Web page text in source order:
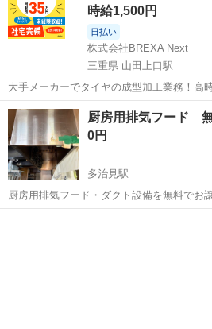
時給1,500円
日払い
株式会社BREXA Next
三重県 山田上口駅
大手メーカーでタイヤの成型加工業務！高
度あり！ワンルーム寮完備！マイカー通勤
重県伊勢市》 人気の工場のお仕事 ◇タイヤの製造◇ トラック・バ
ス・RV車用を中心とした...
三重 伊勢市 山田上口駅 その他
厨房用排気フード
0円
多治見駅
厨房用排気フード・ダクト設備を無料でお譲りします
取り外し、搬出はご自身でお願いいたしま